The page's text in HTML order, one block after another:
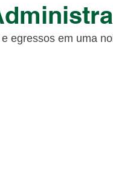
egressos em uma